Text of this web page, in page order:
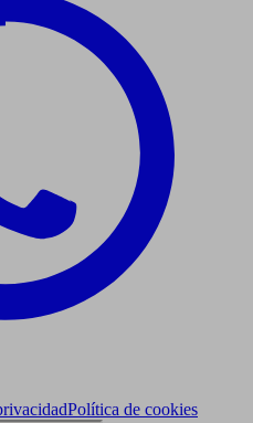
Política de cookies